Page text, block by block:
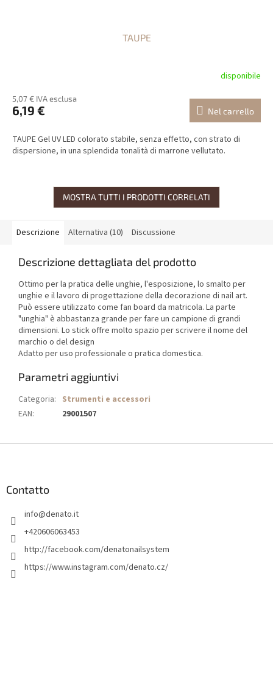
TAUPE
disponibile
5,07 € IVA esclusa
6,19 € Nel carrello
TAUPE Gel UV LED colorato stabile, senza effetto, con strato di
dispersione, in una splendida tonalità di marrone vellutato.
MOSTRA TUTTI I PRODOTTI CORRELATI
Descrizione Alternativa (10) Discussione
Descrizione dettagliata del prodotto
Ottimo per la pratica delle unghie, l'esposizione, lo smalto per
unghie e il lavoro di progettazione della decorazione di nail art.
Può essere utilizzato come fan board da matricola. La parte
"unghia" è abbastanza grande per fare un campione di grandi
dimensioni. Lo stick offre molto spazio per scrivere il nome del
marchio o del design
Adatto per uso professionale o pratica domestica.
Parametri aggiuntivi
Categoria: Strumenti e accessori
EAN: 29001507
Contatto
info@denato.it
+420606063453
http://facebook.com/denatonailsystem
https://www.instagram.com/denato.cz/